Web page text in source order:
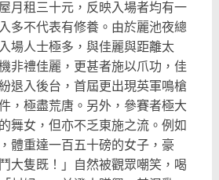
月租三十元，反映入場者均有一
多不代表有修養。由於麗池夜總
場人士極多，與佳麗與距離太
非禮佳麗，更甚者施以爪功，佳
退入後台，首屆更出現英軍鳴槍
，極盡荒唐。另外，參賽者極大
舞女，但亦不乏東施之流。例如
體重達一百五十磅的女子，豪
大隻既！」自然被觀眾嘲笑，喝